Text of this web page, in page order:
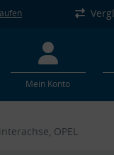
Mein Konto
OPEL